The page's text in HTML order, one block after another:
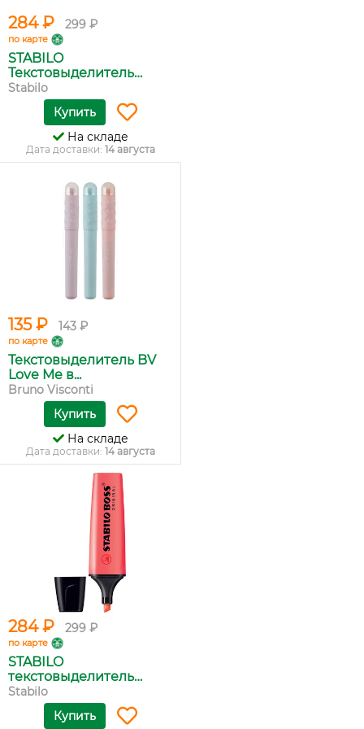
284 ₽ 299 ₽
по карте
STABILO
Текстовыделитель
Boss...
Stabilo
Купить
На складе
Дата доставки: 14 августа
135 ₽ 143 ₽
по карте
Текстовыделитель BV
Love Me в...
Bruno Visconti
Купить
На складе
Дата доставки: 14 августа
284 ₽ 299 ₽
по карте
STABILO
текстовыделитель
BOSS...
Stabilo
Купить